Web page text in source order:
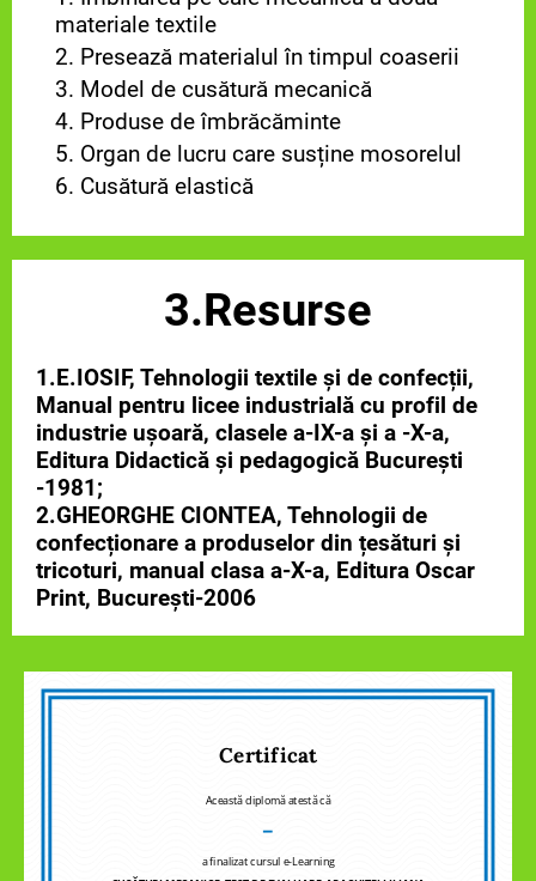
materiale textile
2. Presează materialul în timpul coaserii
3. Model de cusătură mecanică
4. Produse de îmbrăcăminte
5. Organ de lucru care susține mosorelul
6. Cusătură elastică
3.Resurse
1.E.IOSIF, Tehnologii textile și de confecții,
Manual pentru licee industrială cu profil de
industrie ușoară, clasele a-IX-a și a -X-a,
Editura Didactică și pedagogică București
-1981;
2.GHEORGHE CIONTEA, Tehnologii de
confecționare a produselor din țesături și
tricoturi, manual clasa a-X-a, Editura Oscar
Print, București-2006
Certificat
Această diplomă atestă că
–
a finalizat cursul e-Learning